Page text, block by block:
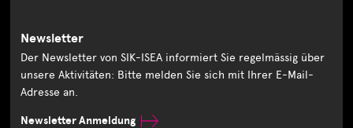
Newsletter
Der Newsletter von SIK-ISEA informiert Sie regelmässig über
unsere Aktivitäten: Bitte melden Sie sich mit Ihrer E-Mail-
Adresse an.
Newsletter Anmeldung